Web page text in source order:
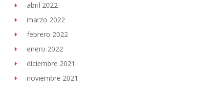
abril 2022
marzo 2022
febrero 2022
enero 2022
diciembre 2021
noviembre 2021